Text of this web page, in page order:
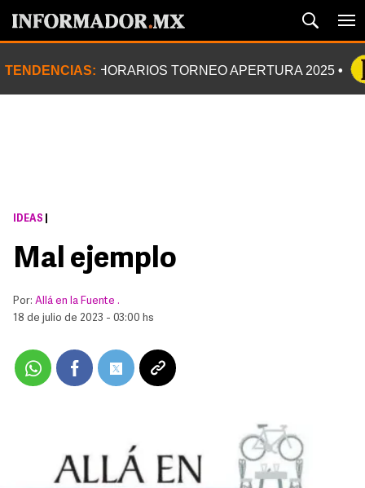
TENDENCIAS: HORARIOS TORNEO APERTURA 2025
IDEAS
Mal ejemplo
Por: Allá en la Fuente .
18 de julio de 2023 - 03:00 hs